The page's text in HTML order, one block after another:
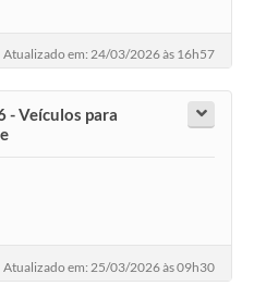
Atualizado em: 24/03/2026 às 16h57
- Veículos para
Atualizado em: 25/03/2026 às 09h30